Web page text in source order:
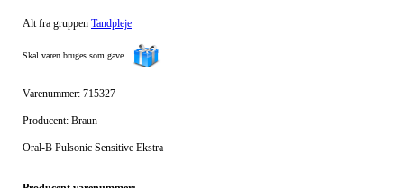
Alt fra gruppen Tandpleje
Skal varen bruges som gave
Varenummer: 715327
Producent: Braun
Oral-B Pulsonic Sensitive Ekstra